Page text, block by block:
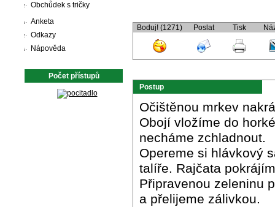
Obchůdek s tričky
Anketa
Odkazy
Nápověda
Počet přístupů
Boduj! (1271) Poslat Tisk
Postup
Očištěnou mrkev
Obojí vložíme do
necháme zchladnout.
Opereme si hlávkový
talíře. Rajčata
Připravenou zeleninu
a přelijeme zálivkou.